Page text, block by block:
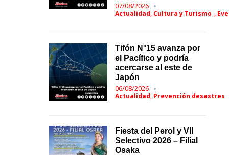
07/08/2026
Actualidad, Cultura y Turismo ,
Tifón N°15 avanza por
el Pacífico y podría
acercarse al este de
Japón
06/08/2026
Actualidad, Prevención desastres
Fiesta del Perol y VII
Selectivo 2026 – Filial
Osaka